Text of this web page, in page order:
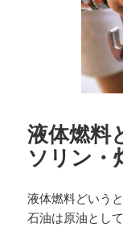
液体燃料
ソリン・
液体燃料どいう
石油は原油とし